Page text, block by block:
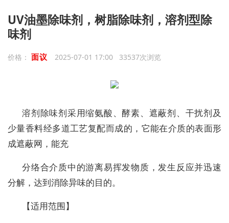
UV油墨除味剂，树脂除味剂，溶剂型除
味剂
价格： 面议 2025-07-01 17:00 33537次浏览
溶剂除味剂采用缩氨酸、酵素、遮蔽剂、干扰剂及
少量香料经多道工艺复配而成的，它能在介质的表面形
成遮蔽网，能充
分络合介质中的游离易挥发物质，发生反应并迅速
分解，达到消除异味的目的。
【适用范围】